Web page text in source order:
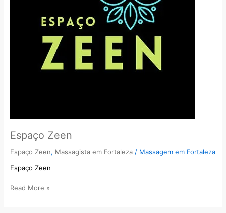
Espaço Zeen
Espaço Zeen, Massagista em Fortaleza / Massagem em Fortaleza
Espaço Zeen
Read More »